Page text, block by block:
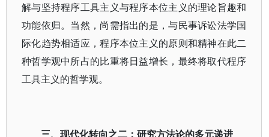
解与坚持程序工具主义与程序本位主义的理论旨趣和
功能依归。当然，尚需指出的是，与民事诉讼法学国
际化趋势相适应，程序本位主义的原则和精神在此二
种哲学观中所占的比重将日益增长，最终将取代程序
工具主义的哲学观。
三、现代化转向之二：研究方法论的多元递进